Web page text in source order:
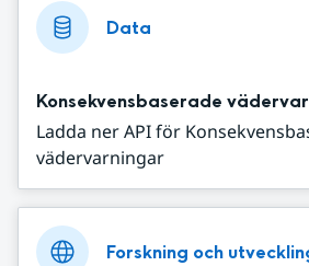
Data
Konsekvensbaserade
Ladda ner API för
vädervarningar
Forskning och